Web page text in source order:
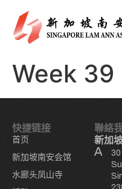
Week 39
快捷链接
首页
新加坡南安会馆
水廊头凤山寺
聯絡
新加
30